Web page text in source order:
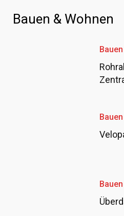
Bauen & Wohnen